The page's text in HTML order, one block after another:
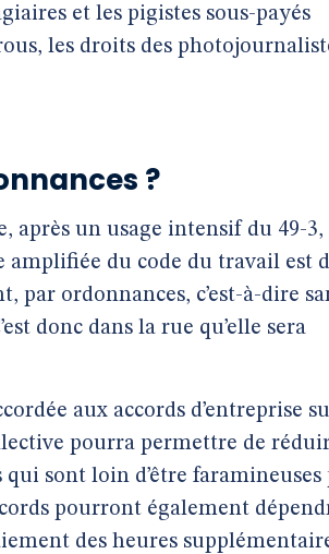
et les pigistes sous-payés
les droits des
?
après un usage intensif du 49-3,
amplifiée du code du travail est
par ordonnances, c’est-à-dire
donc dans la rue qu’elle sera
aux accords d’entreprise
pourra permettre de
sont loin d’être faramineuses
pourront également
des heures